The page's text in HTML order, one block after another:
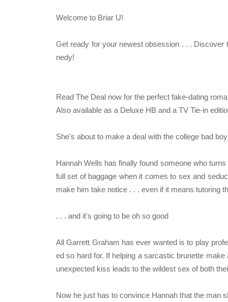
Welcome to Briar U!
Get ready for your newest obsession . . .
nedy!
Read The Deal now for the perfect fake-dating
Also available as a Deluxe HB and a TV Tie-in
She's about to make a deal with the college bad
Hannah Wells has finally found someone who
full set of baggage when it comes to sex and
make him take notice . . . even if it means tutoring
. . . and it's going to be oh so good
All Garrett Graham has ever wanted is to play
ed so hard for. If helping a sarcastic brunette
unexpected kiss leads to the wildest sex of both
Now he just has to convince Hannah that the man